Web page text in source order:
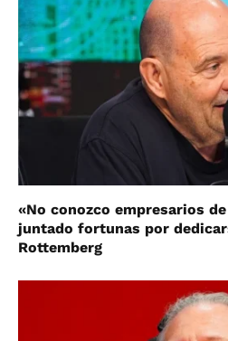
«No conozco empresarios
juntado fortunas por
Rottemberg